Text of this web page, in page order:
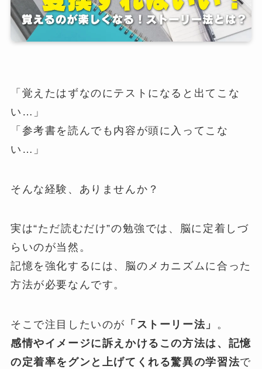
「覚えたはずなのにテストになると出てこな
い…」
「参考書を読んでも内容が頭に入ってこな
い…」
そんな経験、ありませんか？
実は“ただ読むだけ”の勉強では、脳に定着しづ
らいのが当然。
記憶を強化するには、脳のメカニズムに合った
方法が必要なんです。
そこで注目したいのが 「ストーリー法」 。
感情やイメージに訴えかけるこの方法は、記憶
の定着率をグンと上げてくれる驚異の学習法で